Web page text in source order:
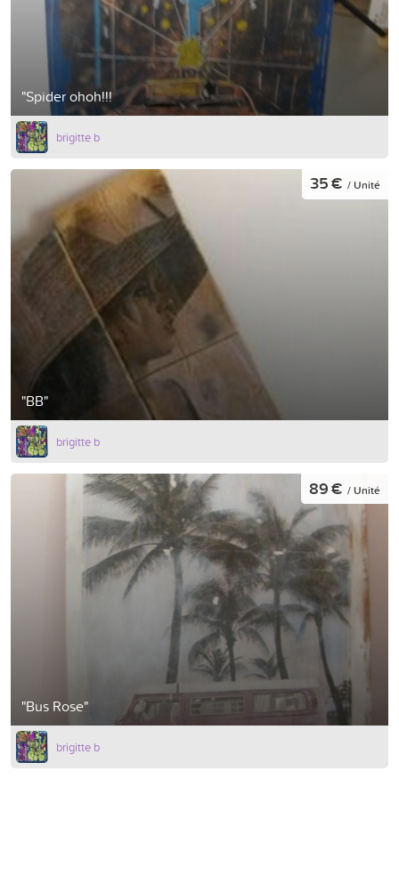
"Spider ohoh!!!
brigitte b
"BB"
35 € / Unité
brigitte b
"Bus Rose"
89 € / Unité
brigitte b